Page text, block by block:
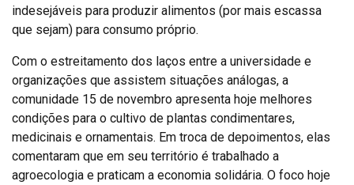
indesejáveis para produzir alimentos (por mais escassa
que sejam) para consumo próprio.
Com o estreitamento dos laços entre a universidade e
organizações que assistem situações análogas, a
comunidade 15 de novembro apresenta hoje melhores
condições para o cultivo de plantas condimentares,
medicinais e ornamentais. Em troca de depoimentos, elas
comentaram que em seu território é trabalhado a
agroecologia e praticam a economia solidária. O foco hoje